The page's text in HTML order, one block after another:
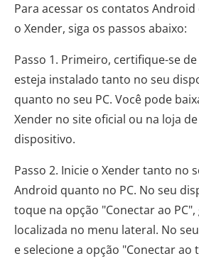
Para acessar os contatos Android
o Xender, siga os passos abaixo:
Passo 1. Primeiro, certifique-se
esteja instalado tanto no seu
quanto no seu PC. Você pode
Xender no site oficial ou na loja
dispositivo.
Passo 2. Inicie o Xender tanto no
Android quanto no PC. No seu
toque na opção "Conectar ao
localizada no menu lateral. No
e selecione a opção "Conectar ao